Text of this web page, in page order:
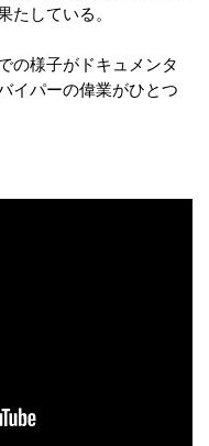
している。
の様子がドキュメンタ
イパーの偉業がひとつ